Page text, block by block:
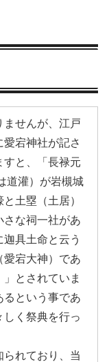
ませんが、江戸
宕神社が記さ
すと、「長禄元
道灌）が岩槻城
土塁（土居）
さな祠一社があ
具土命と云う
愛宕大神）であ
とされていま
るという事であ
しく祭典を行っ
れており、当